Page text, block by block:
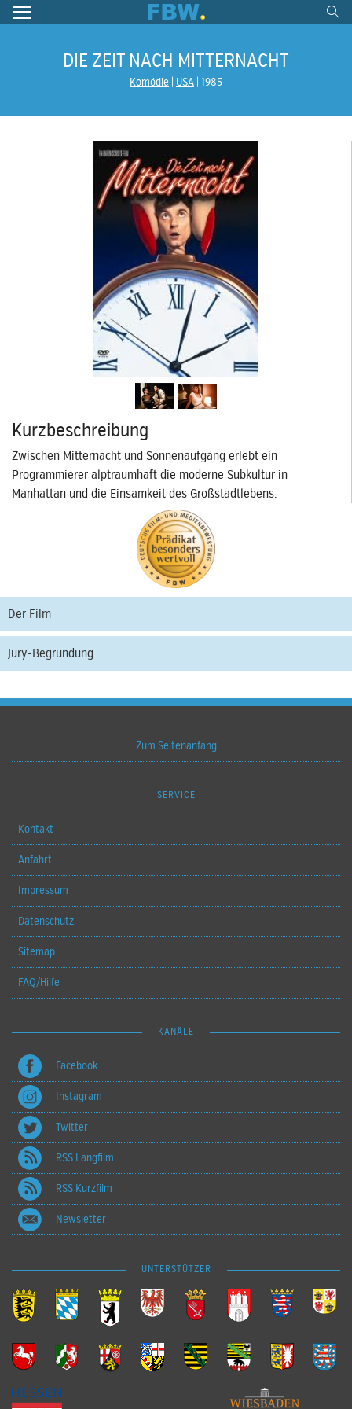
DIE ZEIT NACH MITTERNACHT
Komödie USA 1985
Kurzbeschreibung
Zwischen Mitternacht und Sonnenaufgang erlebt ein
Programmierer alptraumhaft die moderne Subkultur in
Manhattan und die Einsamkeit des Großstadtlebens.
Der Film
Jury-Begründung
Zum Seitenanfang
SERVICE
Kontakt
Anfahrt
Impressum
Datenschutz
Sitemap
FAQ/Hilfe
KANÄLE
Facebook
Instagram
Twitter
RSS Langfilm
RSS Kurzfilm
Newsletter
UNTERSTÜTZER